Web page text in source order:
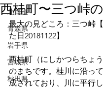
北海道
青森県
岩手県
宮城県
秋田県
西桂町〜三つ峠
最大の見どころ：三つ峠
た日20181122】
西桂町（にしかつらちょ
のまちです。桂川に沿っ
成されており、川に平行